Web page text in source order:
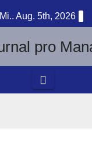
Mi.. Aug. 5th, 2026